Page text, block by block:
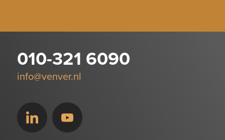
010-321 6090
info@venver.nl